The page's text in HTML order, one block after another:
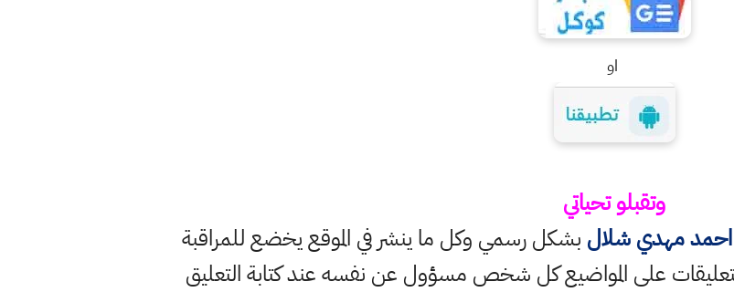
او
وتقبلو تحياتي
احمد مهدي شلال بشكل رسمي وكل ما ينشر في الموقع يخضع للمراقبة
على المواضيع كل شخص مسؤول عن نفسه عند كتابة التعليق